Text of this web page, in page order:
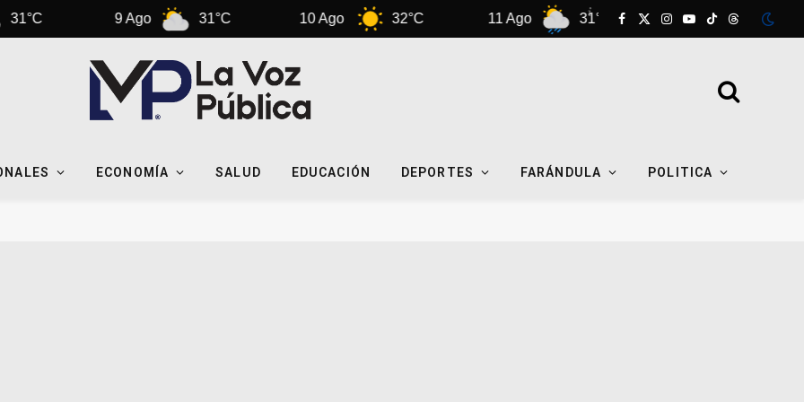
9 Ago 31°C 10 Ago 32°C 11 Ago 31°C 12 Ago 29°C
Facebook
X
Instagram
YouTube
TikTokThreads
ECONOMÍA SALUD EDUCACIÓN DEPORTES FARÁNDULA POLITICA